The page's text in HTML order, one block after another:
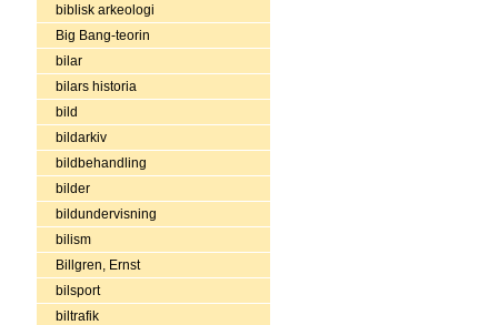
biblisk arkeologi
Big Bang-teorin
bilar
bilars historia
bild
bildarkiv
bildbehandling
bilder
bildundervisning
bilism
Billgren, Ernst
bilsport
biltrafik